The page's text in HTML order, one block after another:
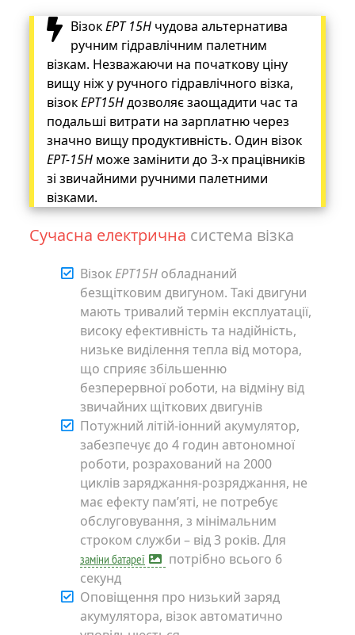
ВізокEPT 15Hчудова альтернатива
ручним гідравлічним палетним
візкам. Незважаючи на початкову ціну
вищу ніж у ручного гідравлічного візка,
візокEPT15Hдозволяє заощадити час та
подальші витрати на зарплатню через
значно вищу продуктивність. Один візок
EPT-15H може замінити до 3-х працівників
зі звичайними ручними палетними
візками.
Сучасна електрична система візка
ВізокEPT15H обладнаний
безщітковим двигуном. Такі двигуни
мають тривалий термін експлуатації,
високу ефективність та надійність,
низьке виділення тепла від мотора,
що сприяє збільшенню
безперервної роботи, на відміну від
звичайних щіткових двигунів
Потужний літій-іонний акумулятор,
забезпечує до 4 годин автономної
роботи, розрахований на 2000
циклів заряджання-розряджання, не
має ефекту пам’яті, не потребує
обслуговування, з мінімальним
строком служби – від 3 років. Для
заміни батареї
потрібно всього 6
секунд
Оповіщення про низький заряд
акумулятора, візок автоматично